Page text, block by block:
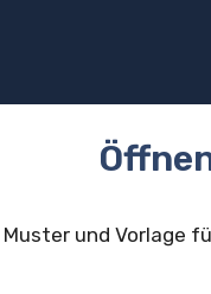
Muster und Vorlage